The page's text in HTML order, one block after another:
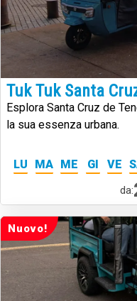
Tuk Tuk Santa
Esplora Santa Cruz de
la sua essenza urbana.
LU MA ME GI VE
da:
Nuovo!